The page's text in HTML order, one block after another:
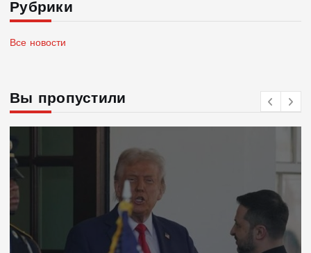
Рубрики
Все новости
Вы пропустили